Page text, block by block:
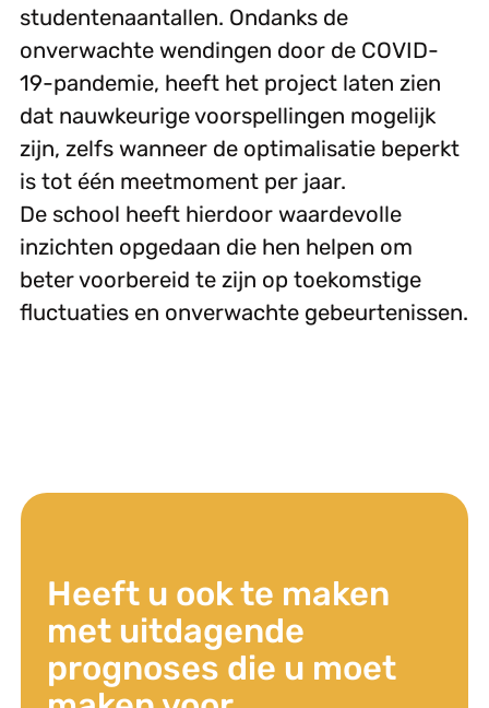
studentenaantallen. Ondanks de
onverwachte wendingen door de COVID-
19-pandemie, heeft het project laten zien
dat nauwkeurige voorspellingen mogelijk
zijn, zelfs wanneer de optimalisatie beperkt
is tot één meetmoment per jaar.
De school heeft hierdoor waardevolle
inzichten opgedaan die hen helpen om
beter voorbereid te zijn op toekomstige
fluctuaties en onverwachte gebeurtenissen.
Heeft u ook te maken
met uitdagende
prognoses die u moet